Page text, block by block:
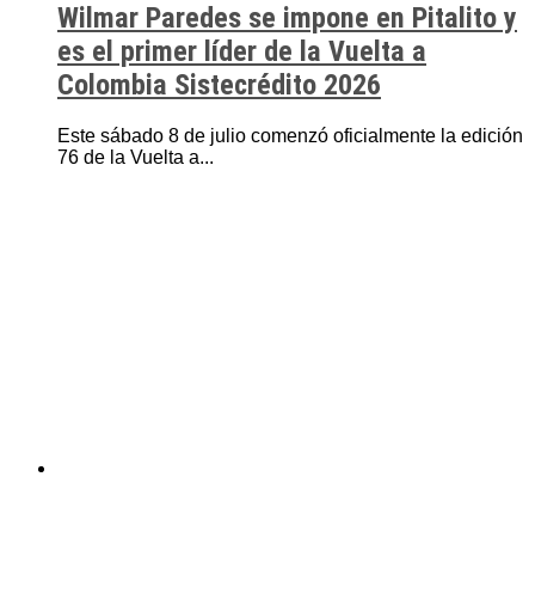
Wilmar Paredes se impone en Pitalito y
es el primer líder de la Vuelta a
Colombia Sistecrédito 2026
Este sábado 8 de julio comenzó oficialmente la edición
76 de la Vuelta a...